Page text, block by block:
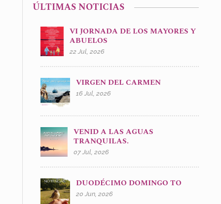
ÚLTIMAS NOTICIAS
VI JORNADA DE LOS MAYORES Y
ABUELOS
22 Jul, 2026
VIRGEN DEL CARMEN
16 Jul, 2026
VENID A LAS AGUAS
TRANQUILAS.
07 Jul, 2026
DUODÉCIMO DOMINGO TO
20 Jun, 2026